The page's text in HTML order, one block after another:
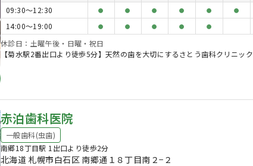
09:30〜12:30
● ● ● ● ● ●
14:00〜19:00 ● ● ● ● ●
休診日：土曜午後・日曜・祝日
【菊水駅2番出口より徒歩5分】天然の歯を大切にするさとう歯科クリニック
赤泊歯科医院
一般歯科(虫歯)
南郷18丁目駅 1出口より徒歩2分
北海道 札幌市白石区 南郷通１８丁目南２−２